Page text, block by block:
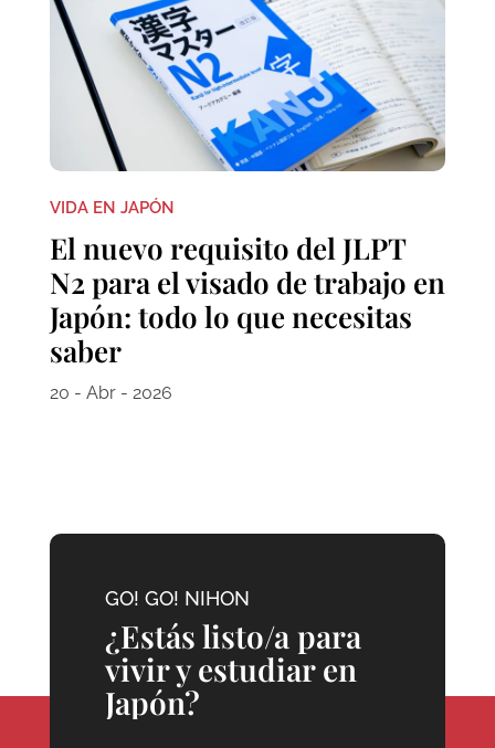
VIDA EN JAPÓN
El nuevo requisito del JLPT
N2 para el visado de trabajo en
Japón: todo lo que necesitas
saber
20 - Abr - 2026
GO! GO! NIHON
¿Estás listo/a para
vivir y estudiar en
Japón?